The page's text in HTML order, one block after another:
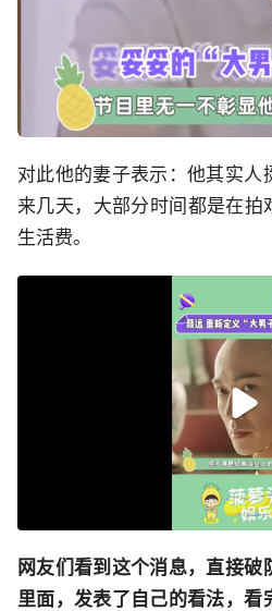
对此他的妻子表示：他其实人
来几天，大部分时间都是在
生活费。
网友们看到这个消息，直接
里面，发表了自己的看法，看